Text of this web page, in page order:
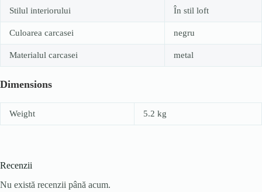
Stilul interiorului În stil loft
Culoarea carcasei negru
Materialul carcasei metal
Dimensions
Weight 5.2 kg
Recenzii
Nu există recenzii până acum.